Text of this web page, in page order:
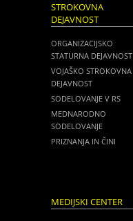
STROKOVNA
DEJAVNOST
ORGANIZACIJSKO
STATURNA DEJAVNOST
VOJAŠKO STROKOVNA
DEJAVNOST
SODELOVANJE V RS
MEDNARODNO
SODELOVANJE
PRIZNANJA IN ČINI
MEDIJSKI CENTER